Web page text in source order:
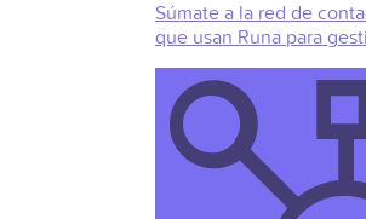
Súmate a la red de
que usan Runa para